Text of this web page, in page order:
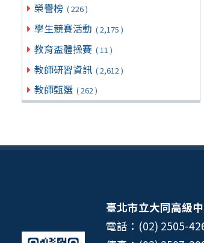
榮譽榜 ( 226 )
學生競賽活動 ( 2,175 )
教育盃體操賽 ( 11 )
教師研習資訊 ( 2,612 )
教師甄選 ( 262 )
臺北市立大同高級
電話：(02) 2505-